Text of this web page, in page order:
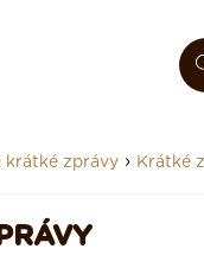
krátké zprávy › Krátké